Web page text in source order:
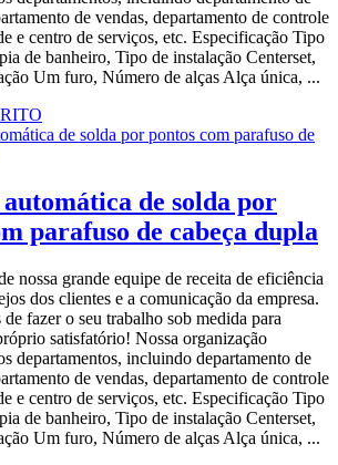
de vendas, departamento de controle
e centro de serviços, etc. Especificação Tipo
de banheiro, Tipo de instalação Centerset,
Um furo, Número de alças Alça única, ...
de solda por
parafuso de cabeça dupla
nossa grande equipe de receita de eficiência
dos clientes e a comunicação da empresa.
de fazer o seu trabalho sob medida para
satisfatório! Nossa organização
departamentos, incluindo departamento de
de vendas, departamento de controle
e centro de serviços, etc. Especificação Tipo
de banheiro, Tipo de instalação Centerset,
Um furo, Número de alças Alça única, ...